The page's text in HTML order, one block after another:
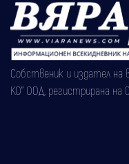
Собственик и издател на
КО" ООД, регистрирана на